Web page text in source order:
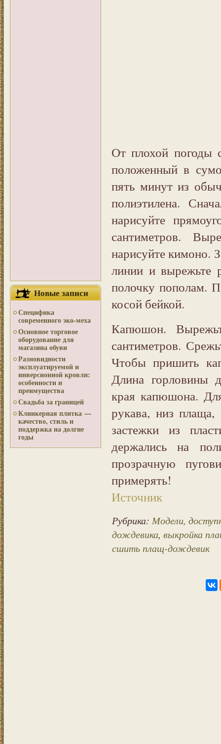
Новые записи
Специфика
современного эко-меха
Основное торговое
оборудование для
магазина обуви
Разновидности
эксплуатируемой и
инверсионной кровли:
особенности и
преимущества
Свадьба за границей
Клинкерная плитка —
качество, стиль и
поддержка на долгие
годы
От плохой погоды
положенный в
пять минут из
полиэтилена.
нарисуйте
сантиметров.
нарисуйте кимоно.
линии и вырежьте
полочку пополам.
косой бейкой.
Капюшон.
сантиметров.
Чтобы пришить
Длина горловины
края капюшона.
рукава, низ
застежки из
держались на
прозрачную
примерять!
Источник
Рубрика: Модели,
дождевика, выкройка
сшить плащ-дождевик